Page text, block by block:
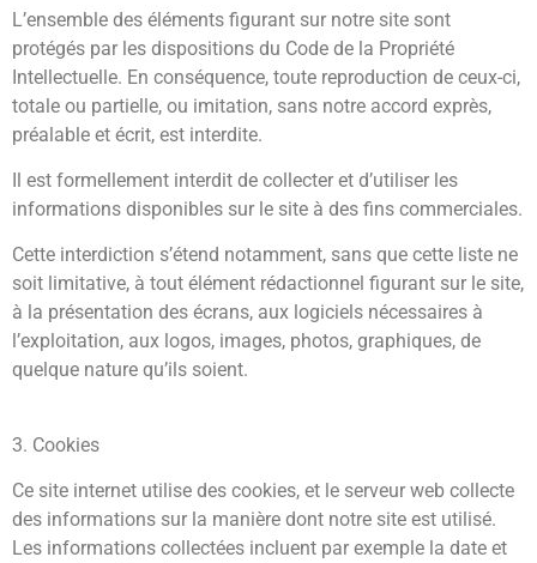
L’ensemble des éléments figurant sur notre site sont
protégés par les dispositions du Code de la Propriété
Intellectuelle. En conséquence, toute reproduction de ceux-ci,
totale ou partielle, ou imitation, sans notre accord exprès,
préalable et écrit, est interdite.
Il est formellement interdit de collecter et d’utiliser les
informations disponibles sur le site à des fins commerciales.
Cette interdiction s’étend notamment, sans que cette liste ne
soit limitative, à tout élément rédactionnel figurant sur le site,
à la présentation des écrans, aux logiciels nécessaires à
l’exploitation, aux logos, images, photos, graphiques, de
quelque nature qu’ils soient.
3. Cookies
Ce site internet utilise des cookies, et le serveur web collecte
des informations sur la manière dont notre site est utilisé.
Les informations collectées incluent par exemple la date et